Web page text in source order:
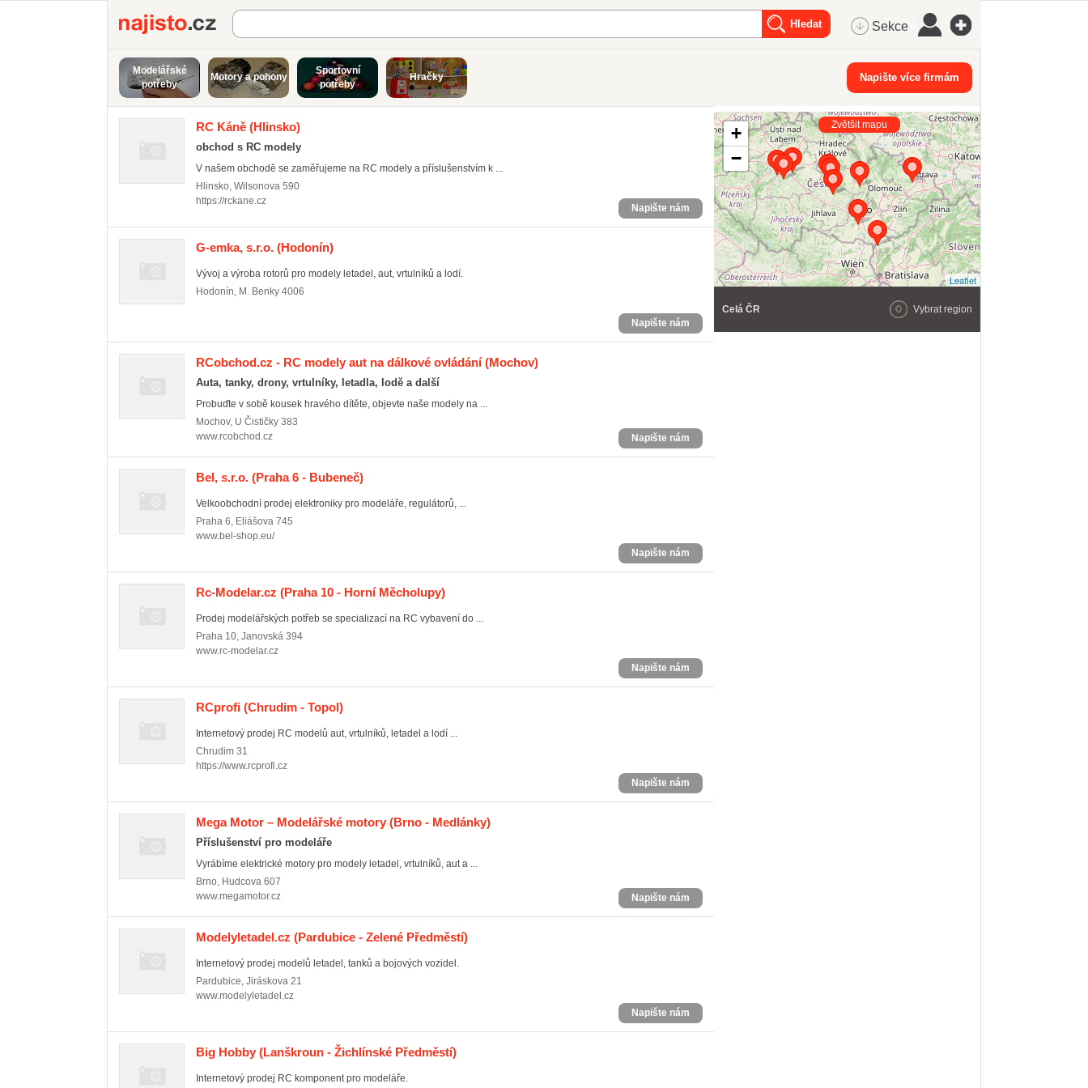
Najisto.cz Sekce
Modelářské
potřeby
Motory a pohony
Sportovní
potřeby
Hračky Napište více firmám
RC Káně (Hlinsko)
obchod s RC modely
V našem obchodě se zaměřujeme na RC modely a příslušenstvím k ...
Hlinsko, Wilsonova 590
https://rckane.cz
Napište nám
G-emka, s.r.o. (Hodonín)
Vývoj a výroba rotorů pro modely letadel, aut, vrtulníků a lodí.
Hodonín, M. Benky 4006
Napište nám
RCobchod.cz - RC modely aut na dálkové ovládání(Mochov)
Auta, tanky, drony, vrtulníky, letadla, lodě a další
Probuďte v sobě kousek hravého dítěte, objevte naše modely na ...
Mochov, U Čističky 383
www.rcobchod.cz
Napište nám
Bel, s.r.o. (Praha 6 - Bubeneč)
Velkoobchodní prodej elektroniky pro modeláře, regulátorů, ...
Praha 6, Eliášova 745
www.bel-shop.eu/
Napište nám
Rc-Modelar.cz (Praha 10 - Horní Měcholupy)
Prodej modelářských potřeb se specializací na RC vybavení do ...
Praha 10, Janovská 394
www.rc-modelar.cz
Napište nám
RCprofi (Chrudim - Topol)
Internetový prodej RC modelů aut, vrtulníků, letadel a lodí ...
Chrudim 31
https://www.rcprofi.cz
Napište nám
Mega Motor – Modelářské motory (Brno - Medlánky)
Příslušenství pro modeláře
Vyrábíme elektrické motory pro modely letadel, vrtulníků, aut a ...
Brno, Hudcova 607
www.megamotor.cz
Napište nám
Modelyletadel.cz (Pardubice - Zelené Předměstí)
Internetový prodej modelů letadel, tanků a bojových vozidel.
Pardubice, Jiráskova 21
www.modelyletadel.cz
Napište nám
Big Hobby (Lanškroun - Žichlínské Předměstí)
Internetový prodej RC komponent pro modeláře.
+
−
Leaflet
Zvětšit mapu
Celá ČR Vybrat region